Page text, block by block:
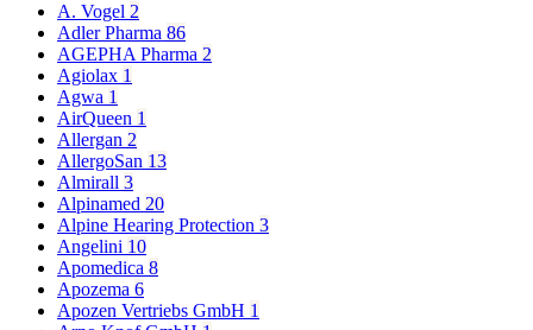
A. Vogel 2
Adler Pharma 86
AGEPHA Pharma 2
Agiolax 1
Agwa 1
AirQueen 1
Allergan 2
AllergoSan 13
Almirall 3
Alpinamed 20
Alpine Hearing Protection 3
Angelini 10
Apomedica 8
Apozema 6
Apozen Vertriebs GmbH 1